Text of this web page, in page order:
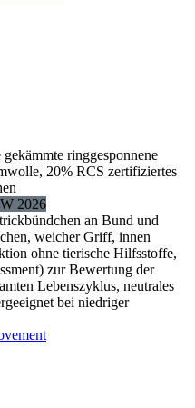
ringgesponnene
20% RCS zertifiziertes
2026
an Bund und
weicher Griff, innen
ohne tierische Hilfsstoffe,
zur Bewertung der
Lebenszyklus, neutrales
bei niedriger